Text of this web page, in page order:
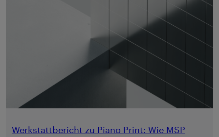
Werkstattbericht zu Piano Print: Wie MSP